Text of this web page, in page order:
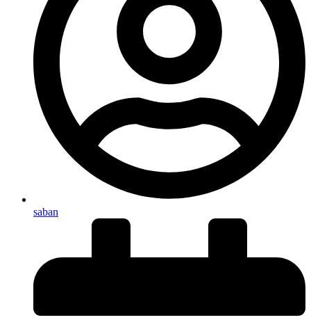
saban